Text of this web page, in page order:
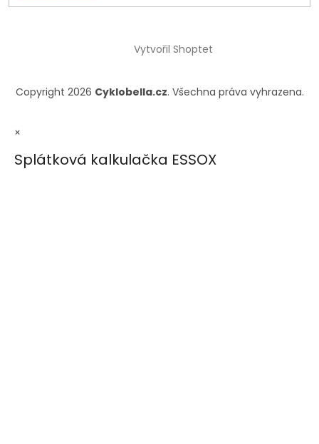
Vytvořil Shoptet
Copyright 2026 Cyklobella.cz. Všechna práva vyhrazena.
×
Splátková kalkulačka ESSOX